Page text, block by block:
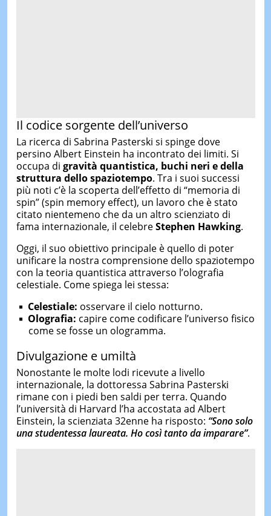
Il codice sorgente dell’universo
La ricerca di Sabrina Pasterski si spinge dove
persino Albert Einstein ha incontrato dei limiti. Si
occupa di gravità quantistica, buchi neri e della
struttura dello spaziotempo. Tra i suoi successi
più noti c’è la scoperta dell’effetto di “memoria di
spin” (spin memory effect), un lavoro che è stato
citato nientemeno che da un altro scienziato di
fama internazionale, il celebreStephen Hawking.
Oggi, il suo obiettivo principale è quello di poter
unificare la nostra comprensione dello spaziotempo
con la teoria quantistica attraverso l’olografia
celestiale. Come spiega lei stessa:
Celestiale: osservare il cielo notturno.
Olografia: capire come codificare l’universo fisico
come se fosse un ologramma.
Divulgazione e umiltà
Nonostante le molte lodi ricevute a livello
internazionale, la dottoressa Sabrina Pasterski
rimane con i piedi ben saldi per terra. Quando
l’università di Harvard l’ha accostata ad Albert
Einstein, la scienziata 32enne ha risposto: “Sono solo
una studentessa laureata. Ho così tanto da imparare”.